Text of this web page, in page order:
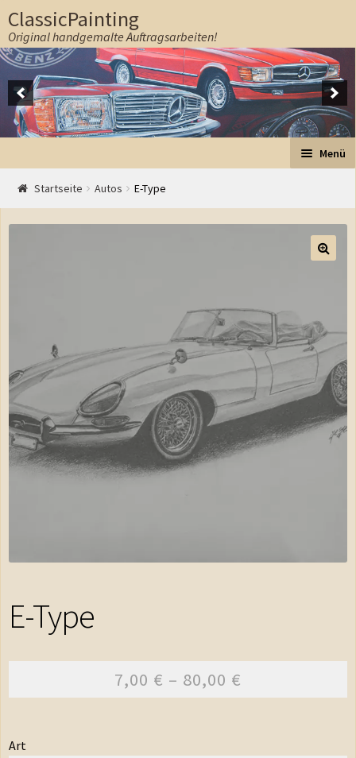
ClassicPainting
Original handgemalte Auftragsarbeiten!
Menü
Start
Warenkorb
Kasse
Datenschutzerklärung
Startseite Autos E-Type
E-Type
7,00 € – 80,00 €
Art